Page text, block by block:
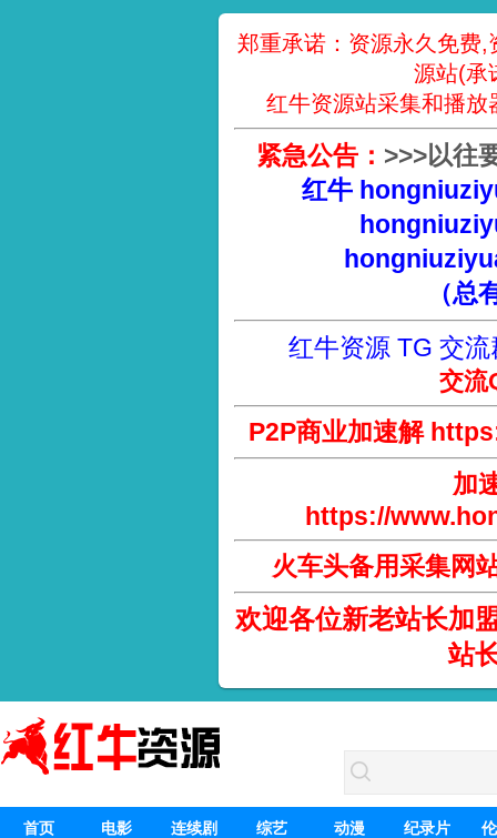
郑重承诺：资源永久免费
源站(承
红牛资源站采集和播放
紧急公告： >>>以往
红牛
（总
红牛资源 TG 交流
交流
P2P商业加速解
加
https://
火车头备用采集网
欢迎各位新老站长加
站
首页 电影 连续剧 综艺 动漫 纪录片